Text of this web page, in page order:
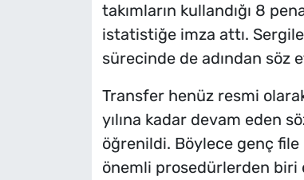
takımların kullandığı 8
istatistiğe imza attı.
sürecinde de adından söz
Transfer henüz resmi
yılına kadar devam eden
öğrenildi. Böylece genç
önemli prosedürlerden biri